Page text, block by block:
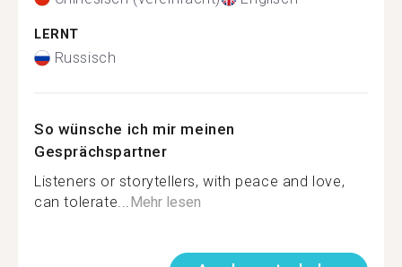
LERNT
Russisch
So wünsche ich mir meinen
Gesprächspartner
Listeners or storytellers, with peace and love,
can tolerate...Mehr lesen